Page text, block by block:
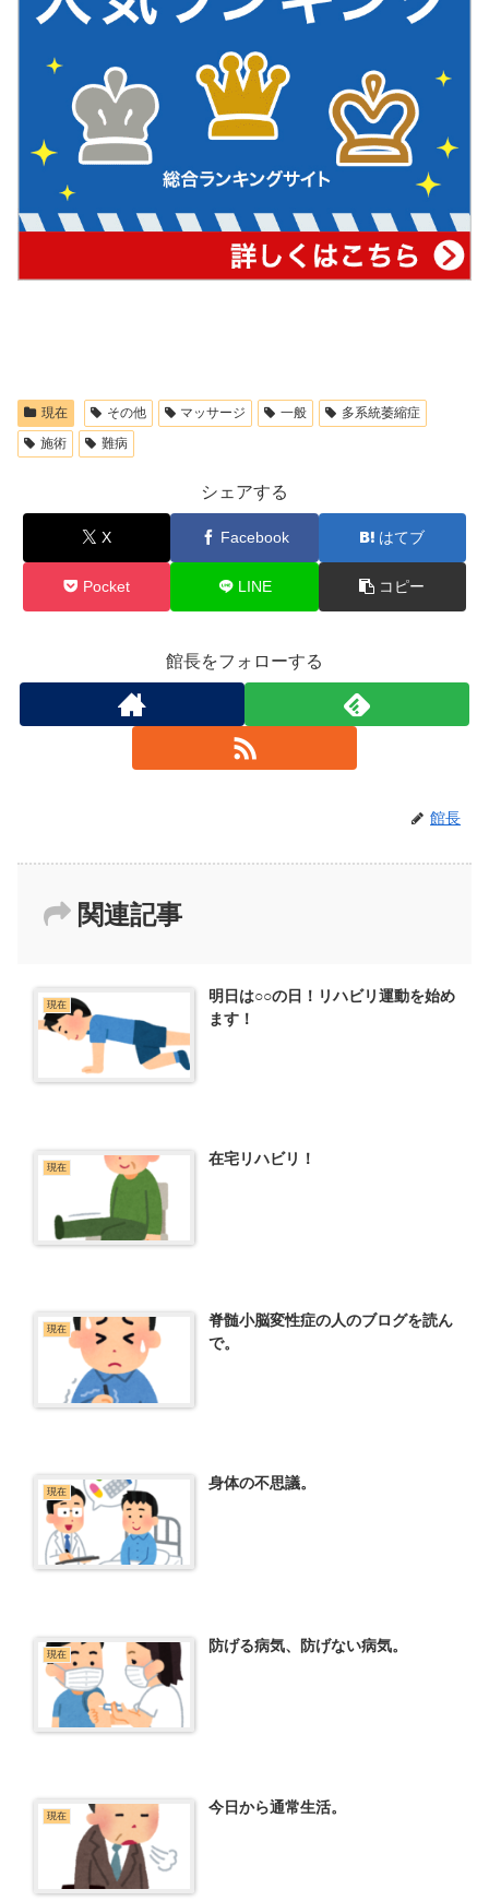
現在 その他 マッサージ 一般
多系統萎縮症
施術
難病
シェアする
X Facebook はてブ
Pocket LINE コピー
館長をフォローする
館長
関連記事
現在
明日は○○の日！リハビリ運動を始め
ます！
現在 在宅リハビリ！
現在
脊髄小脳変性症の人のブログを読ん
で。
現在 身体の不思議。
現在 防げる病気、防げない病気。
現在 今日から通常生活。